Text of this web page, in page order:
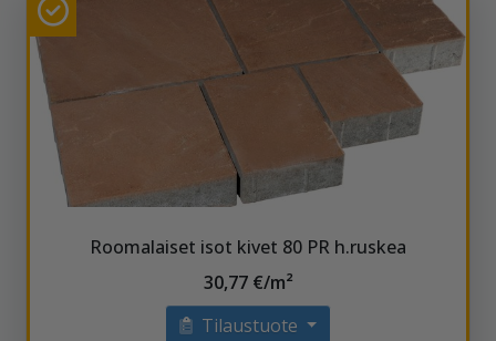
Roomalaiset isot kivet 80 PR h.ruskea
30,77 €/m²
Tilaustuote